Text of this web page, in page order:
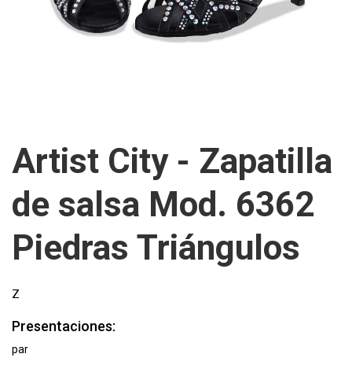
Artist City - Zapatilla
de salsa Mod. 6362
Piedras Triángulos
Z
Presentaciones:
par